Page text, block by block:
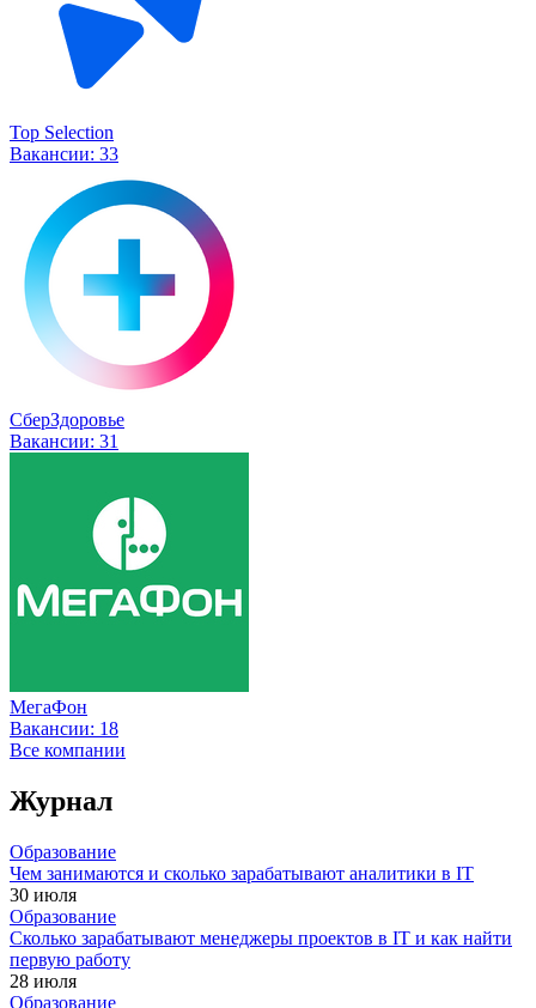
Top Selection
Вакансии: 33
СберЗдоровье
Вакансии: 31
МегаФон
Вакансии: 18
Все компании
Журнал
Образование
Чем занимаются и сколько зарабатывают аналитики в IT
30 июля
Образование
Сколько зарабатывают менеджеры проектов в IT и как найти
первую работу
28 июля
Образование